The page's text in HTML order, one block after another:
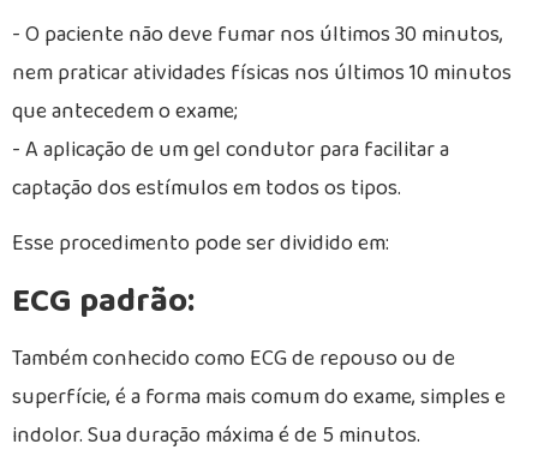
- O paciente não deve fumar nos últimos 30 minutos,
nem praticar atividades físicas nos últimos 10 minutos
que antecedem o exame;
- A aplicação de um gel condutor para facilitar a
captação dos estímulos em todos os tipos.
Esse procedimento pode ser dividido em:
ECG padrão:
Também conhecido como ECG de repouso ou de
superfície, é a forma mais comum do exame, simples e
indolor. Sua duração máxima é de 5 minutos.